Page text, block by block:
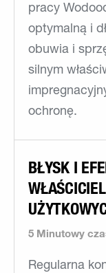
pracy
optymalną i
obuwia i
silnym
ochronę.
5 Minutowy
BŁYSK I
Regularna